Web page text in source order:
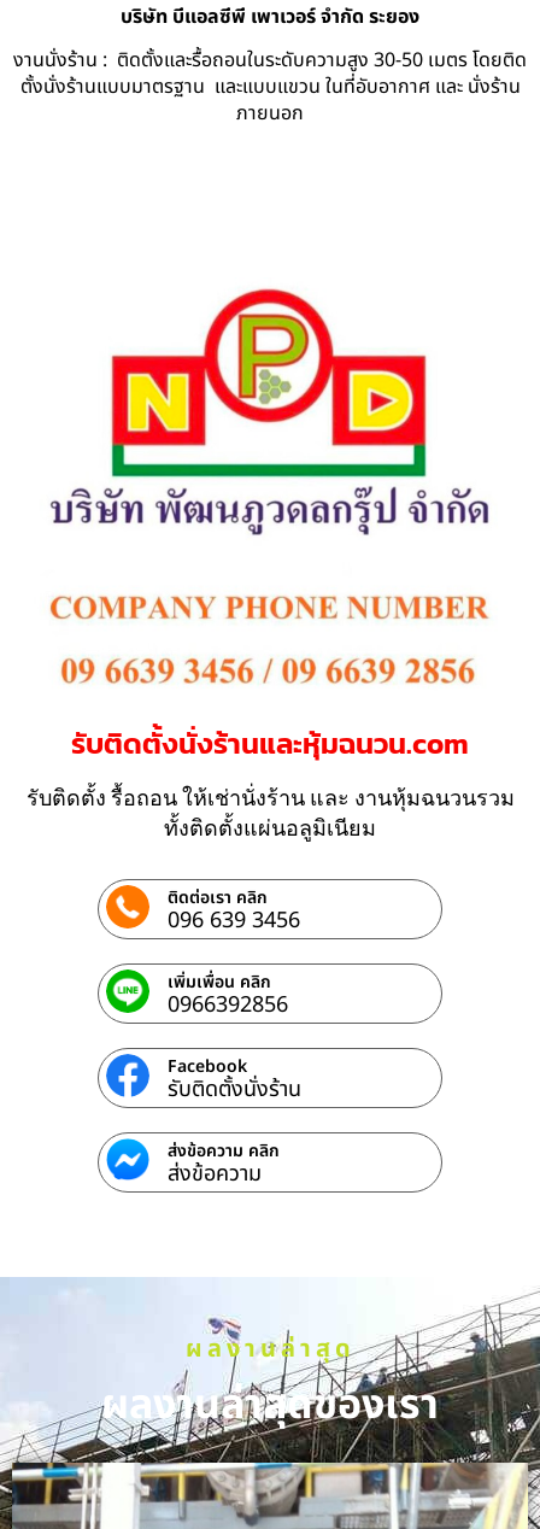
บริษัท บีแอลซีพี เพาเวอร์ จำกัด ระยอง
งานนั่งร้าน : ติดตั้งและรื้อถอนในระดับความสูง 30-50 เมตร โดยติด
ตั้งนั่งร้านแบบมาตรฐาน และแบบแขวน ในที่อับอากาศ และ นั่งร้าน
ภายนอก
รับติดตั้งนั่งร้านและหุ้มฉนวน.com
รับติดตั้ง รื้อถอน ให้เช่านั่งร้าน และ งานหุ้มฉนวนรวม
ทั้งติดตั้งแผ่นอลูมิเนียม
ติดต่อเรา คลิก
096 639 3456
เพิ่มเพื่อน คลิก
0966392856
Facebook
รับติดตั้งนั่งร้าน
ส่งข้อความ คลิก
ส่งข้อความ
ผลงานล่าสุด
ผลงานล่าสุดของเรา